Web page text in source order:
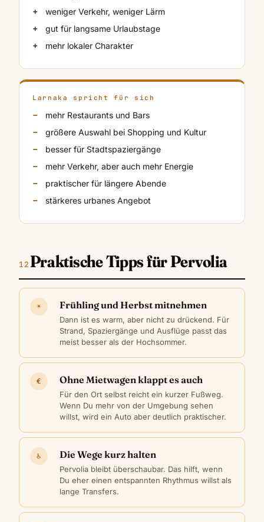
weniger Verkehr, weniger Lärm
gut für langsame Urlaubstage
mehr lokaler Charakter
Larnaka spricht für sich
mehr Restaurants und Bars
größere Auswahl bei Shopping und Kultur
besser für Stadtspaziergänge
mehr Verkehr, aber auch mehr Energie
praktischer für längere Abende
stärkeres urbanes Angebot
Praktische Tipps für Pervolia
☀ Frühling und Herbst mitnehmen
Dann ist es warm, aber nicht zu drückend. Für
Strand, Spaziergänge und Ausflüge passt das
meist besser als der Hochsommer.
€ Ohne Mietwagen klappt es auch
Für den Ort selbst reicht ein kurzer Fußweg.
Wenn Du mehr von der Umgebung sehen
willst, wird ein Auto aber deutlich praktischer.
♿ Die Wege kurz halten
Pervolia bleibt überschaubar. Das hilft, wenn
Du eher einen entspannten Rhythmus willst als
lange Transfers.